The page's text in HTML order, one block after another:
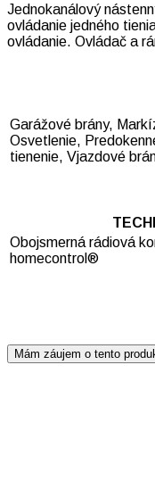
Jednokanálový
ovládanie jedného
ovládanie. Ovládač a
Garážové brány,
Osvetlenie,
tienenie, Vjazdové
Obojsmerná rádiová
homecontrol®
Mám záujem o tento